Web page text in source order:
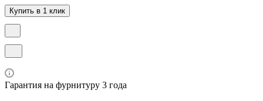
Купить в 1 клик
Гарантия на фурнитуру 3 года